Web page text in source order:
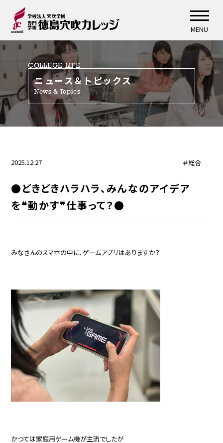
MENU
COLLEGE LIFE
ニュース＆トピックス
News & Topics
2025.12.27 ＃総合
●どきどきハラハラ、みんなのアイデア
を❝動かす❞仕事って？●
みなさんのスマホの中に、ゲームアプリはありますか？
かつては家庭用ゲーム機が主流でしたが